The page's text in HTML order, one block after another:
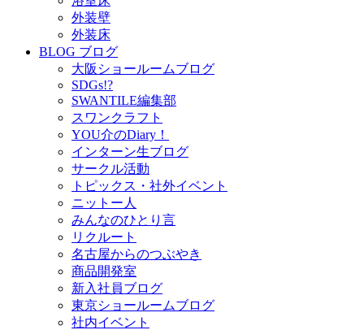
外装壁
外装床
BLOG ブログ
大阪ショールームブログ
SDGs!?
SWANTILE編集部
スワンクラフト
YOU介のDiary！
インターン生ブログ
サークル活動
トピックス・社外イベント
ニットー人
みんなのひとり言
リクルート
名古屋からのつぶやき
商品開発室
新入社員ブログ
東京ショールームブログ
社内イベント